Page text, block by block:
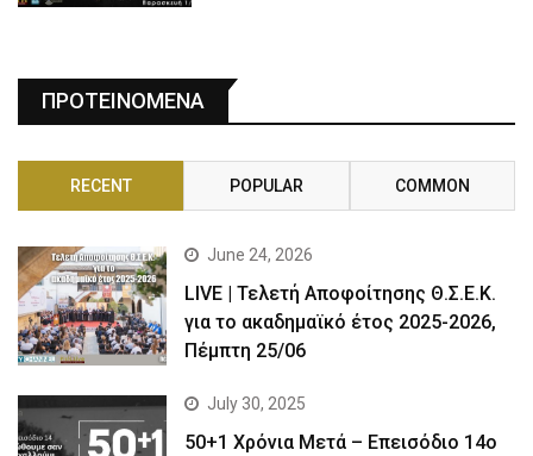
ΠΡΟΤΕΙΝΟΜΕΝΑ
RECENT POPULAR COMMON
June 24, 2026
LIVE | Τελετή Αποφοίτησης Θ.Σ.Ε.Κ.
για το ακαδημαϊκό έτος 2025-2026,
Πέμπτη 25/06
July 30, 2025
50+1 Χρόνια Μετά – Επεισόδιο 14ο